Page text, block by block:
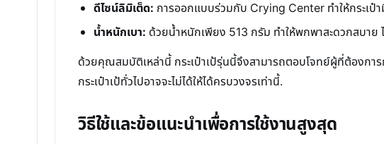
ดีไซน์ลิมิเต็ด: การออกแบบร่วมกับ Crying Center ทำให้กระเป๋
น้ำหนักเบา: ด้วยน้ำหนักเพียง 513 กรัม ทำให้พกพาสะดวกสบาย
ด้วยคุณสมบัติเหล่านี้ กระเป๋าเป้รุ่นนี้จึงสามารถตอบโจทย์ผู้ที่ต้องกา
กระเป๋าเป้ทั่วไปอาจจะไม่ได้ให้ได้ครบวงจรเท่านี้.
วิธีใช้และข้อแนะนำเพื่อการใช้งานสูงสุด